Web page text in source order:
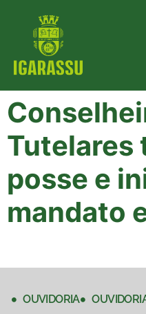
Tutelares
posse e
mandato
OUVIDORIA